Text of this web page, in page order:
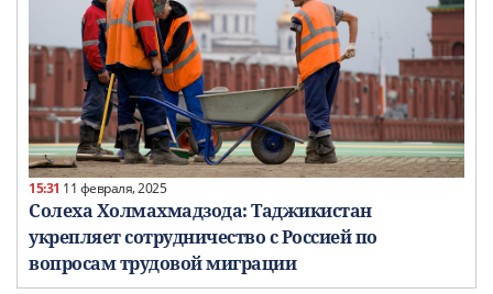
15:31 11 февраля, 2025
Солеха Холмахмадзода: Таджикистан
укрепляет сотрудничество с Россией по
вопросам трудовой миграции